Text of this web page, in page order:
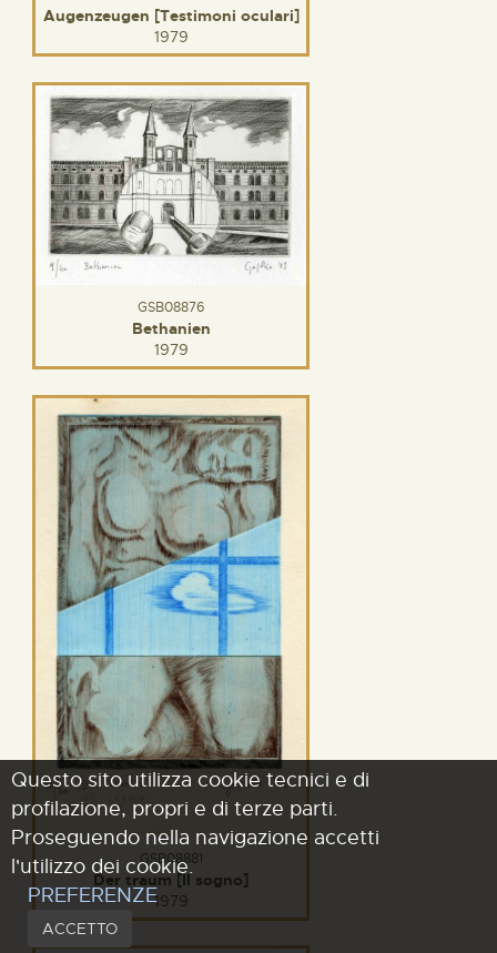
Augenzeugen [Testimoni oculari]
1979
GSB08876
Bethanien
1979
GSB08881
Der traum [Il sogno]
1979
Questo sito utilizza cookie tecnici e di
profilazione, propri e di terze parti.
Proseguendo nella navigazione accetti
l'utilizzo dei cookie.
PREFERENZE
ACCETTO